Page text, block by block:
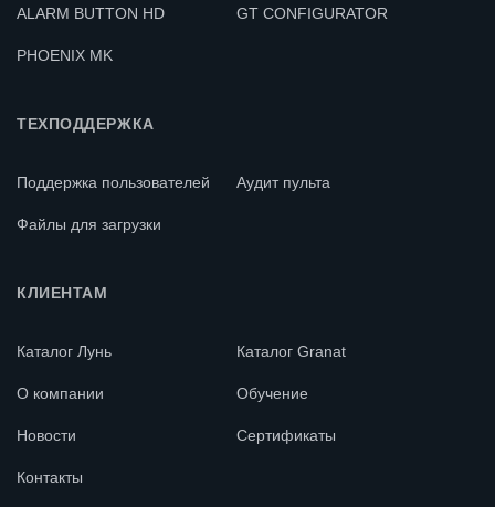
ALARM BUTTON HD GT CONFIGURATOR
PHOENIX MK
ТЕХПОДДЕРЖКА
Поддержка пользователей Аудит пульта
Файлы для загрузки
КЛИЕНТАМ
Каталог Лунь Каталог Granat
О компании Обучение
Новости Сертификаты
Контакты